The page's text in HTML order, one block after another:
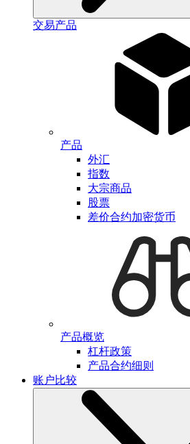
交易产品
产品
外汇
指数
大宗商品
股票
差价合约加密货币
产品概览
杠杆政策
产品合约细则
账户比较